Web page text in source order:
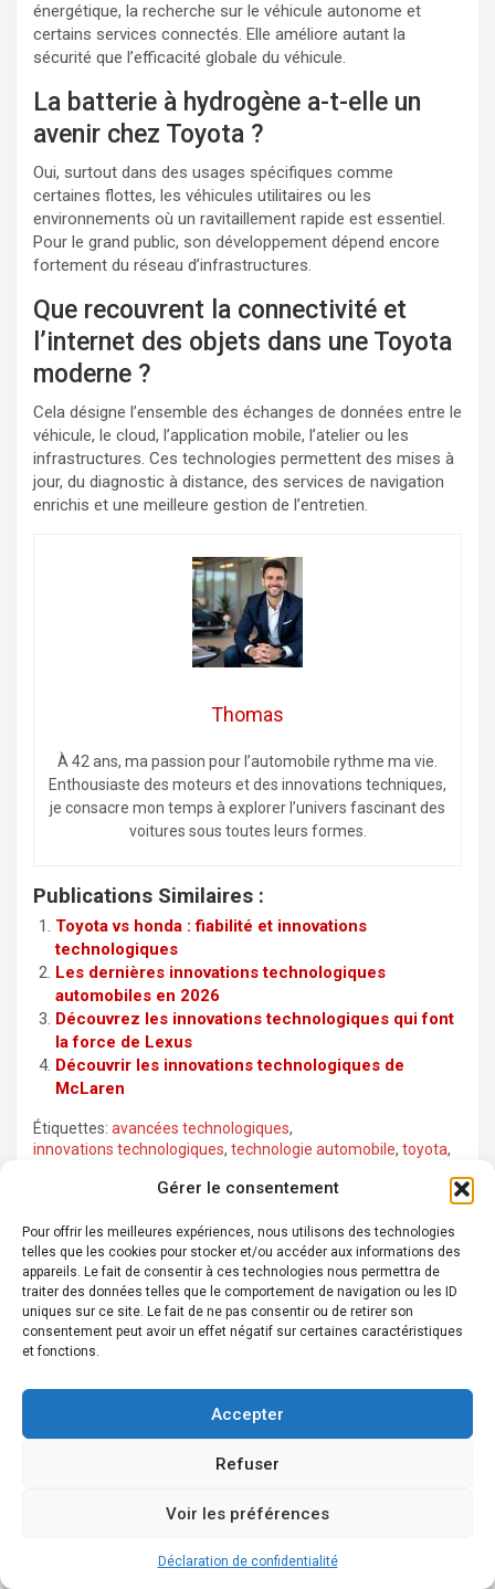
Gérer le consentement
Pour offrir les meilleures expériences, nous utilisons des technologies
telles que les cookies pour stocker et/ou accéder aux informations des
appareils. Le fait de consentir à ces technologies nous permettra de
traiter des données telles que le comportement de navigation ou les ID
uniques sur ce site. Le fait de ne pas consentir ou de retirer son
consentement peut avoir un effet négatif sur certaines caractéristiques
et fonctions.
Accepter
Refuser
Voir les préférences
Déclaration de confidentialité
énergétique, la recherche sur le véhicule autonome et
certains services connectés. Elle améliore autant la
sécurité que l’efficacité globale du véhicule.
La batterie à hydrogène a-t-elle un
avenir chez Toyota ?
Oui, surtout dans des usages spécifiques comme
certaines flottes, les véhicules utilitaires ou les
environnements où un ravitaillement rapide est essentiel.
Pour le grand public, son développement dépend encore
fortement du réseau d’infrastructures.
Que recouvrent la connectivité et
l’internet des objets dans une Toyota
moderne ?
Cela désigne l’ensemble des échanges de données entre le
véhicule, le cloud, l’application mobile, l’atelier ou les
infrastructures. Ces technologies permettent des mises à
jour, du diagnostic à distance, des services de navigation
enrichis et une meilleure gestion de l’entretien.
Thomas
À 42 ans, ma passion pour l’automobile rythme ma vie.
Enthousiaste des moteurs et des innovations techniques,
je consacre mon temps à explorer l’univers fascinant des
voitures sous toutes leurs formes.
Publications Similaires :
Toyota vs honda : fiabilité et innovations
technologiques
Les dernières innovations technologiques
automobiles en 2026
Découvrez les innovations technologiques qui font
la force de Lexus
Découvrir les innovations technologiques de
McLaren
Étiquettes: avancées technologiques,
innovations technologiques, technologie automobile, toyota,
Navigation
de
l’article
Tesla : innovations et enjeux pour l’avenir de la mobilité
électrique
l’automobile électrique
obligatoires sont indiqués avec*